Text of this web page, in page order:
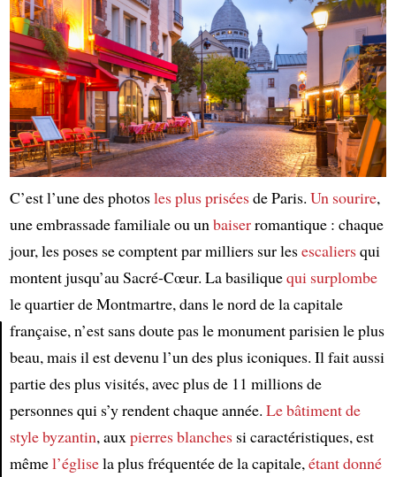
C’est l’une des photosles plus priséesde Paris. Un sourire,
une embrassade familiale ou unbaiserromantique : chaque
jour, les poses se comptent par milliers sur lesescaliersqui
montent jusqu’au Sacré-Cœur. La basiliquequi surplombe
le quartier de Montmartre, dans le nord de la capitale
française, n’est sans doute pas le monument parisien le plus
beau, mais il est devenu l’un des plus iconiques. Il fait aussi
partie des plus visités, avec plus de 11 millions de
personnes qui s’y rendent chaque année. Le bâtiment de
style byzantin, auxpierres blanchessi caractéristiques, est
mêmel’églisela plus fréquentée de la capitale,étant donné